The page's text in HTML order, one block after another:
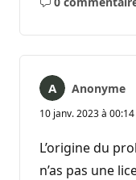
Aucun
Anonyme
10 janv. 2023 à 00:14
L’origine du
n’as pas une